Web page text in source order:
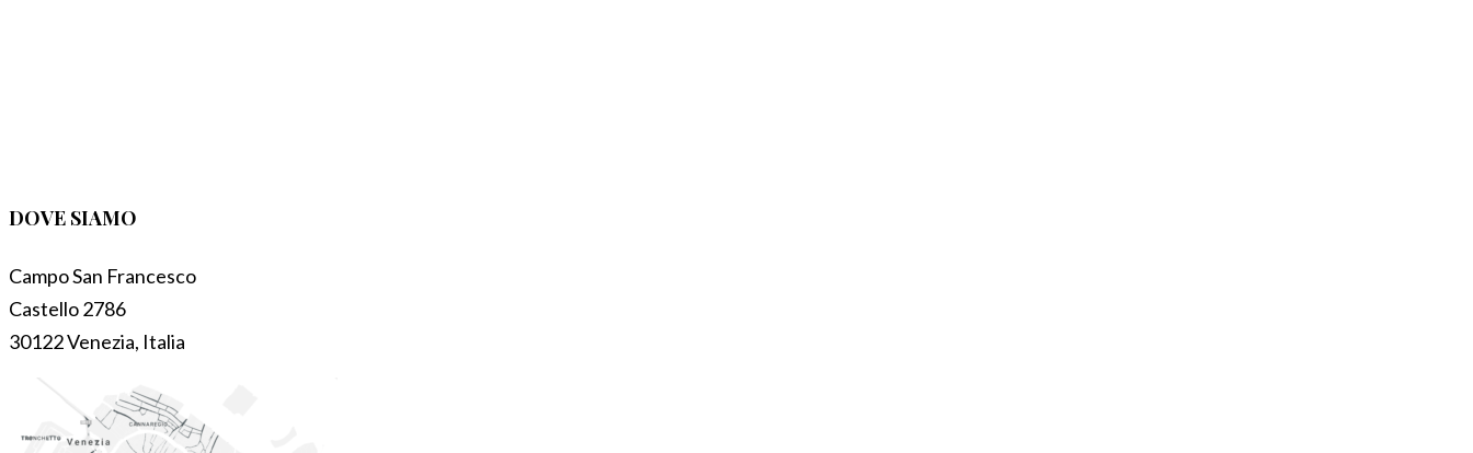
DOVE SIAMO
Campo San Francesco
Castello 2786
30122 Venezia, Italia